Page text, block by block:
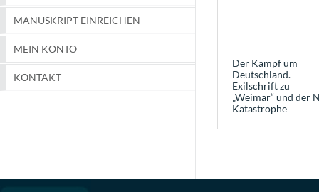
MANUSKRIPT EINREICHEN
MEIN KONTO
KONTAKT
Der Kampf um
Deutschland.
Exilschrift zu
„Weimar“ und der
Katastrophe